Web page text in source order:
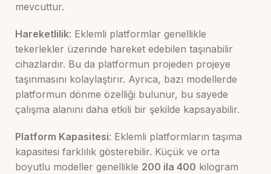
mevcuttur.
Hareketlilik: Eklemli platformlar genellikle
tekerlekler üzerinde hareket edebilen taşınabilir
cihazlardır. Bu da platformun projeden projeye
taşınmasını kolaylaştırır. Ayrıca, bazı modellerde
platformun dönme özelliği bulunur, bu sayede
çalışma alanını daha etkili bir şekilde kapsayabilir.
Platform Kapasitesi: Eklemli platformların taşıma
kapasitesi farklılık gösterebilir. Küçük ve orta
boyutlu modeller genellikle 200 ila 400 kilogram